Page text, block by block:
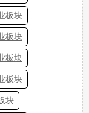
板块
板块
板块
板块
块